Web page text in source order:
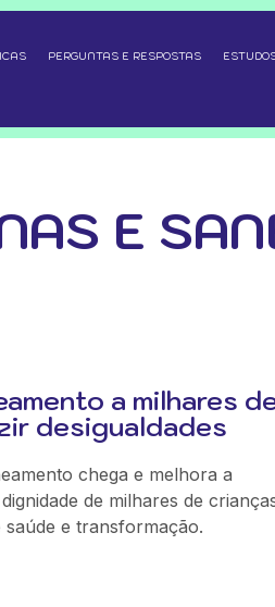
PERGUNTAS E RESPOSTAS
E
a milhares
desigualdades
chega e melhora a
de milhares de
e transformação.